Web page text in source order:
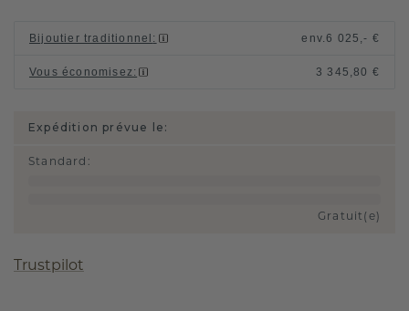
Bijoutier traditionnel : env.6 025,- €
Vous économisez: 3 345,80 €
Expédition prévue le:
Standard :
Gratuit(e)
Trustpilot